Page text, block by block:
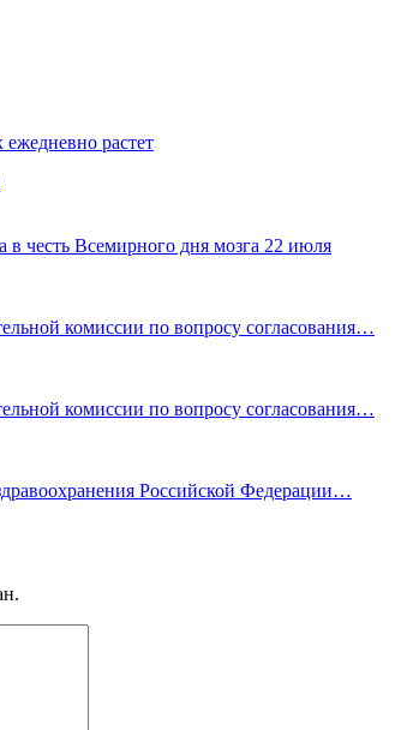
растет
в честь Всемирного дня мозга 22 июля
комиссии по вопросу согласования…
комиссии по вопросу согласования…
Российской Федерации…